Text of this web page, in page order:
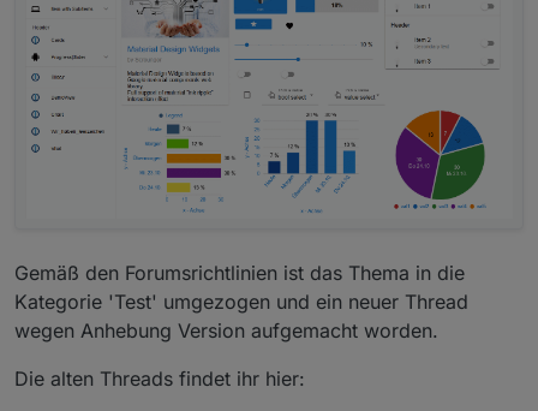
Gemäß den Forumsrichtlinien ist das Thema in die
Kategorie 'Test' umgezogen und ein neuer Thread
wegen Anhebung Version aufgemacht worden.
Die alten Threads findet ihr hier: